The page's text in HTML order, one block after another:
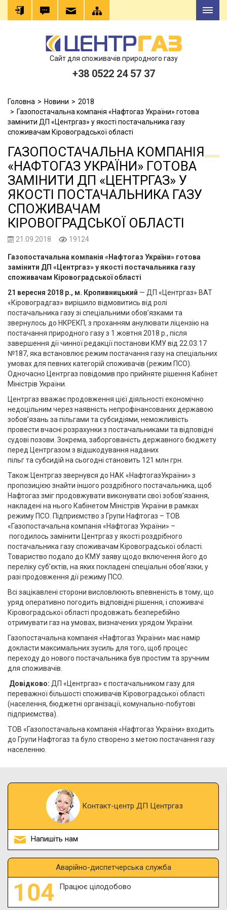
Сайт для споживачів природного газу
+38 0522 24 57 37
Головна Новини
2018
Газопостачальна компанія «Нафтогаз України» готова
замінити ДП «Центргаз» у якості постачальника газу
споживачам Кіровоградської області
ГАЗОПОСТАЧАЛЬНА КОМПАНІЯ
«НАФТОГАЗ УКРАЇНИ» ГОТОВА
ЗАМІНИТИ ДП «ЦЕНТРГАЗ» У
ЯКОСТІ ПОСТАЧАЛЬНИКА ГАЗУ
СПОЖИВАЧАМ
КІРОВОГРАДСЬКОЇ ОБЛАСТІ
21.09.2018 19124
Газопостачальна компанія «Нафтогаз України» готова
замінити ДП «Центргаз» у якості постачальника газу
споживачам Кіровоградської області
21 вересня 2018 р., м. Кропивницький — ДП «Центргаз» ВАТ
«Кіровоградгаз» вирішило відмовитись від ролі
постачальника газу зі спеціальними обов’язками та
звернулось до НКРЕКП, з проханням анулювати ліцензію на
постачання природного газу з 1 жовтня 2018 р., після
завершення дії чинної редакції постанови КМУ від 22.03.17
№187, яка встановлює режим постачання газу на спеціальних
умовах для певних категорій споживачів (режим ПСО).
Одночасно Центргаз повідомив про прийняте рішення Кабінет
Міністрів України.
Центргаз вважає продовження цієї діяльності економічно
недоцільним через наявність непрофінансованих державою
зобов’язань за пільгами та субсидіями, неможливість
провести вчасні розрахунки з постачальниками та відповідні
судові позови. Зокрема, заборгованість державного бюджету
перед Центргазом з відшкодування наданих
пільг та субсидій на сьогодні становить 121 млн грн.
Також Центргаз звернувся до НАК «НафтогазУкраїни» з
пропозицією знайти іншого роздрібного постачальника, щоб
Нафтогаз зміг продовжувати виконувати свої зобов’язання,
накладені на нього Кабінетом Міністрів України в рамках
режиму ПСО. Підприємство з Групи Нафтогаз – ТОВ
«Газопостачальна компанія «Нафтогаз України» –
погодилось замінити Центргаз у якості роздрібного
постачальника газу споживачам Кіровоградської області.
Товариство подало до КМУ заяву щодо включення його до
переліку суб’єктів, на яких покладені спеціальні обов’язки, у
разі продовження дії режиму ПСО.
Всі зацікавлені сторони висловлюють впевненість в тому, що
уряд оперативно погодить відповідні рішення, і споживачі
Кіровоградської області продовжать безперебійно
отримувати газ на умовах, визначених урядом України.
Газопостачальна компанія «Нафтогаз України» має намір
докласти максимальних зусиль для того, щоб процес
переходу до нового постачальника був простим та зручним
для споживачів.
Довідково: ДП «Центргаз» є постачальником газу для
переважної більшості споживачів Кіровоградської області
(населення, бюджетні організації, комунально-побутові
підприємства).
ТОВ «Газопостачальна компанія «Нафтогаз України» входить
до Групи Нафтогаз та було створено з метою постачання газу
населенню.
Контакт-центр ДП Центргаз
Напишіть нам
Аварійно-диспетчерська служба
Працює цілодобово